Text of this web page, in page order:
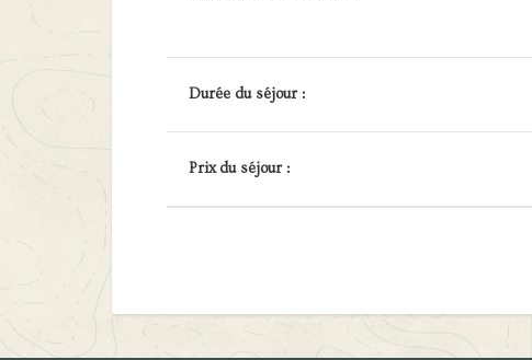
Durée du séjour :
Prix du séjour :